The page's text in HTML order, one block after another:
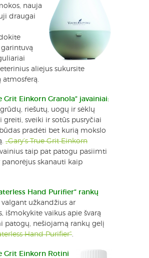
nauja
draugai
garintuvą
aliejus sukursite
Grit Einkorn Granola“ javainiai:
riešutų, uogų ir sėklų
greiti, sveiki ir sotūs pusryčiai
pradėti bet kurią mokslo
„Gary’s True Grit Einkorn
taip pat patogu pasiimti
panorėjus skanauti kaip
Hand Purifier“ rankų
valgant užkandžius ar
išmokykite vaikus apie švarą
patogų, nešiojamą rankų gelį
Hand Purifier“
Grit Einkorn Rotini